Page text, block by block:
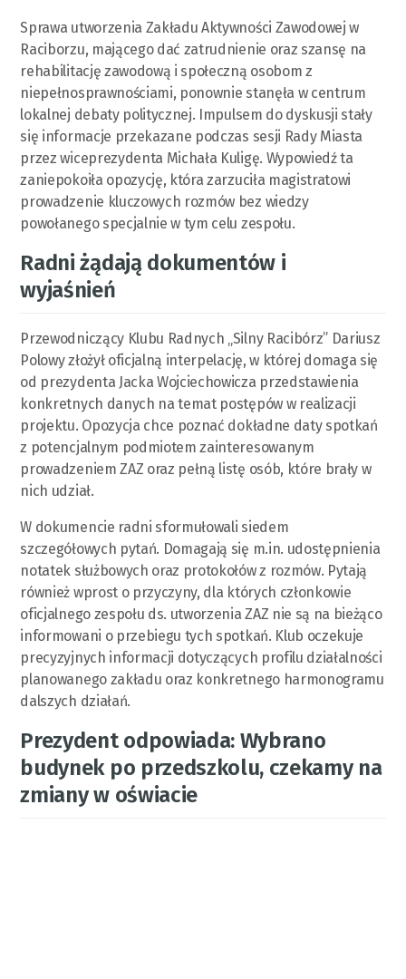
Sprawa utworzenia Zakładu Aktywności Zawodowej w
Raciborzu, mającego dać zatrudnienie oraz szansę na
rehabilitację zawodową i społeczną osobom z
niepełnosprawnościami, ponownie stanęła w centrum
lokalnej debaty politycznej. Impulsem do dyskusji stały
się informacje przekazane podczas sesji Rady Miasta
przez wiceprezydenta Michała Kuligę. Wypowiedź ta
zaniepokoiła opozycję, która zarzuciła magistratowi
prowadzenie kluczowych rozmów bez wiedzy
powołanego specjalnie w tym celu zespołu.
Radni żądają dokumentów i
wyjaśnień
Przewodniczący Klubu Radnych „Silny Racibórz” Dariusz
Polowy złożył oficjalną interpelację, w której domaga się
od prezydenta Jacka Wojciechowicza przedstawienia
konkretnych danych na temat postępów w realizacji
projektu. Opozycja chce poznać dokładne daty spotkań
z potencjalnym podmiotem zainteresowanym
prowadzeniem ZAZ oraz pełną listę osób, które brały w
nich udział.
W dokumencie radni sformułowali siedem
szczegółowych pytań. Domagają się m.in. udostępnienia
notatek służbowych oraz protokołów z rozmów. Pytają
również wprost o przyczyny, dla których członkowie
oficjalnego zespołu ds. utworzenia ZAZ nie są na bieżąco
informowani o przebiegu tych spotkań. Klub oczekuje
precyzyjnych informacji dotyczących profilu działalności
planowanego zakładu oraz konkretnego harmonogramu
dalszych działań.
Prezydent odpowiada: Wybrano
budynek po przedszkolu, czekamy na
zmiany w oświacie